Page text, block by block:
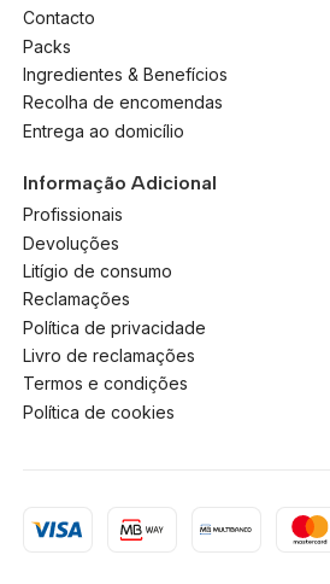
Contacto
Packs
Ingredientes & Benefícios
Recolha de encomendas
Entrega ao domicílio
Informação Adicional
Profissionais
Devoluções
Litígio de consumo
Reclamações
Política de privacidade
Livro de reclamações
Termos e condições
Política de cookies